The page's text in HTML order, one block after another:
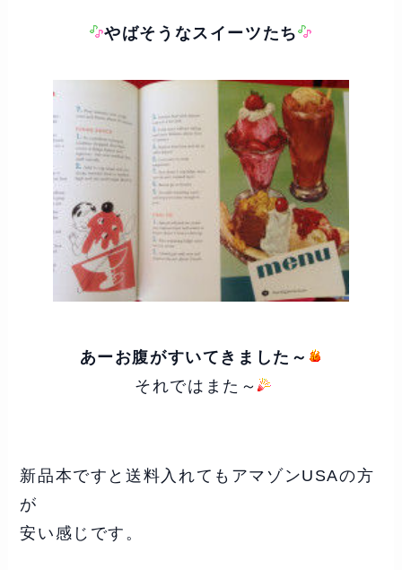
やばそうなスイーツたち
あーお腹がすいてきました～
それではまた～
新品本ですと送料入れてもアマゾンUSAの方
が
安い感じです。